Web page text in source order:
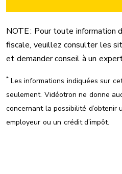
NOTE : Pour toute information
fiscale, veuillez consulter les
et demander conseil à un
* Les informations indiquées sur
seulement. Vidéotron ne donne
concernant la possibilité d’obtenir
employeur ou un crédit d’impôt.